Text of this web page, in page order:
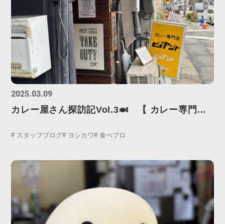
2025.03.09
カレー屋さん探訪記Vol.3🍛 【 カレー専門店
# スタッフブログ# ヨシカワ# 食べブロ